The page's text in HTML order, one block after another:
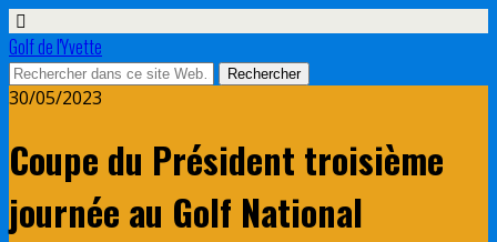
Golf de l'Yvette
30/05/2023
Coupe du Président troisième
journée au Golf National